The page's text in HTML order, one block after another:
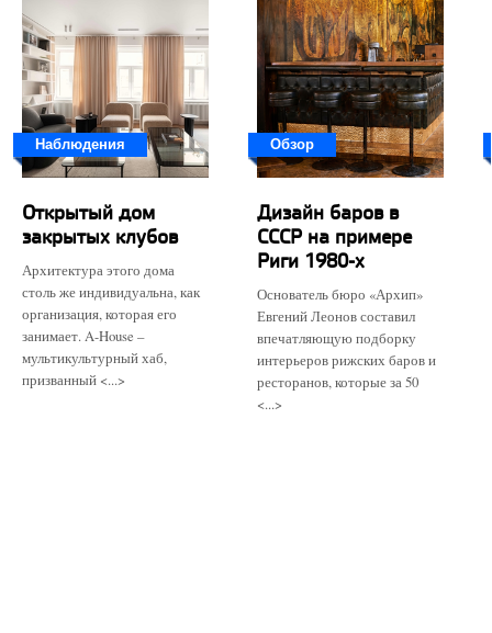
Наблюдения
Открытый дом
закрытых клубов
Архитектура этого дома
столь же индивидуальна, как
организация, которая его
занимает. A-House –
мультикультурный хаб,
призванный <...>
Обзор
Дизайн баров в
СССР на примере
Риги 1980-х
Основатель бюро «Архип»
Евгений Леонов составил
впечатляющую подборку
интерьеров рижских баров и
ресторанов, которые за 50
<...>